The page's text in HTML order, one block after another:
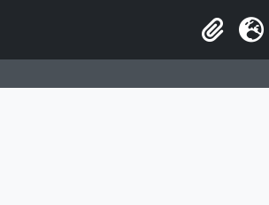
Clipboard
Idioma